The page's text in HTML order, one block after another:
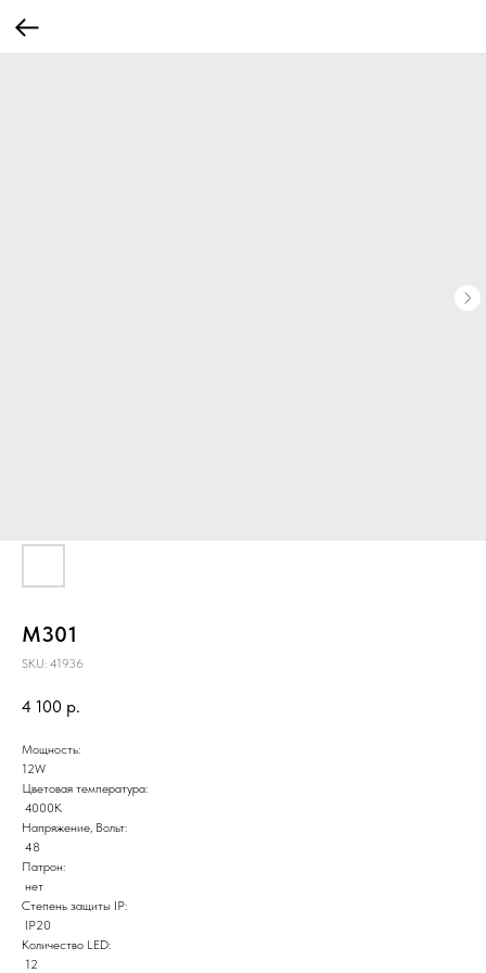
M301
SKU: 41936
4 100 р.
Мощность:
12W
Цветовая температура:
4000К
Напряжение, Вольт:
48
Патрон:
нет
Степень защиты IP:
IP20
Количество LED:
12